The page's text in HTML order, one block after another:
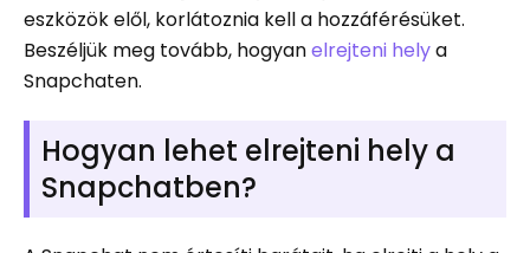
eszközök elől, korlátoznia kell a hozzáférésüket.
Beszéljük meg tovább, hogyanelrejteni helya
Snapchaten.
Hogyan lehet elrejteni hely a
Snapchatben?